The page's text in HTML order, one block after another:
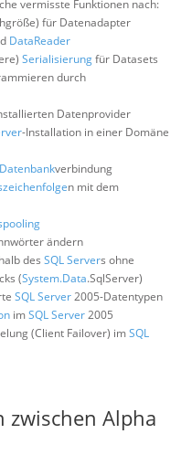
vermisste Funktionen nach:
für Datenadapter
DataReader
Serialisierungfür Datasets
durch
Datenprovider
-Installation in einer Domäne
Datenbankverbindung
n mit dem
ändern
des SQL Servers ohne
(System.Data.SqlServer)
SQL Server2005-Datentypen
imSQL Server2005
(Client Failover) imSQL
zwischen Alpha